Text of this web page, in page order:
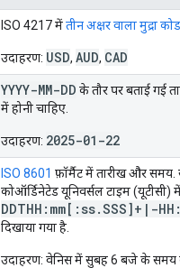
ISO 4217 मेंतीन अक्षर वाला मुद्रा कोड
उदाहरण: USD, AUD, CAD
YYYY-MM-DD के तौर पर बताई गई
में होनी चाहिए.
उदाहरण: 2025-01-22
ISO 8601 फ़ॉर्मैट में तारीख और समय.
कोऑर्डिनेटेड यूनिवर्सल टाइम (यूटीसी)
DDTHH:mm[:ss.SSS]+ | -
दिखाया गया है.
उदाहरण: वेनिस में सुबह 6 बजे के समय